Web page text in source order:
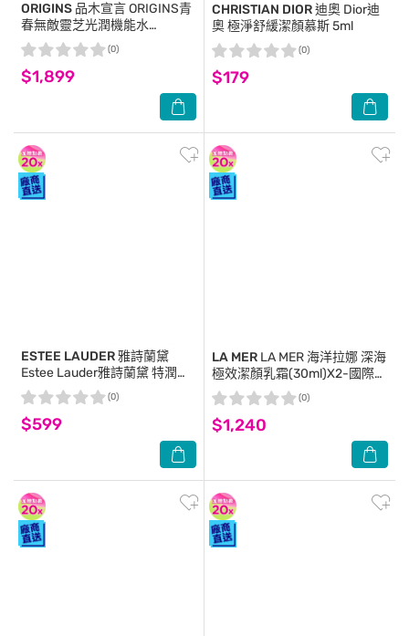
ORIGINS 品木宣言ORIGINS青
春無敵靈芝光潤機能水
200mlx2(贈潔顏30ml+甦醒霜
15ml)
$1,899
(0)
CHRISTIAN DIOR 迪奧 Dior迪
奧 極淨舒緩潔顏慕斯 5ml
$179
(0)
ESTEE LAUDER 雅詩蘭黛
Estee Lauder雅詩蘭黛 特潤超
導醒膚潔顏蜜30mlx5
$599
(0)
LA MER LA MER 海洋拉娜 深海
極效潔顏乳霜(30ml)X2-國際航
空版
$1,240
(0)